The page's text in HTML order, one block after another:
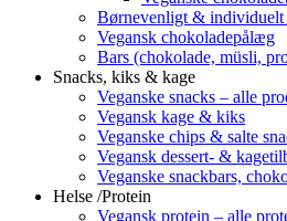
Børnevenligt & individuelt
Vegansk chokoladepålæg
Bars (chokolade, müsli,
Snacks, kiks & kage
Veganske snacks – alle
Vegansk kage & kiks
Veganske chips & salte
Vegansk dessert- &
Veganske snackbars,
Helse /Protein
Vegansk protein – alle